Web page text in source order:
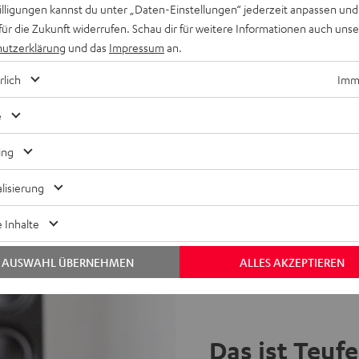
Ambition
Subwoofer für größere
Das ist
kannst du unter „Daten-Einstellungen“ jederzeit anpassen
die Zukunft widerrufen. Schau dir für weitere Informationen auch
und das Impressum an.
Inhalte
ALLES AKZEPTIEREN
AUSWAHL ÜBERNEHMEN